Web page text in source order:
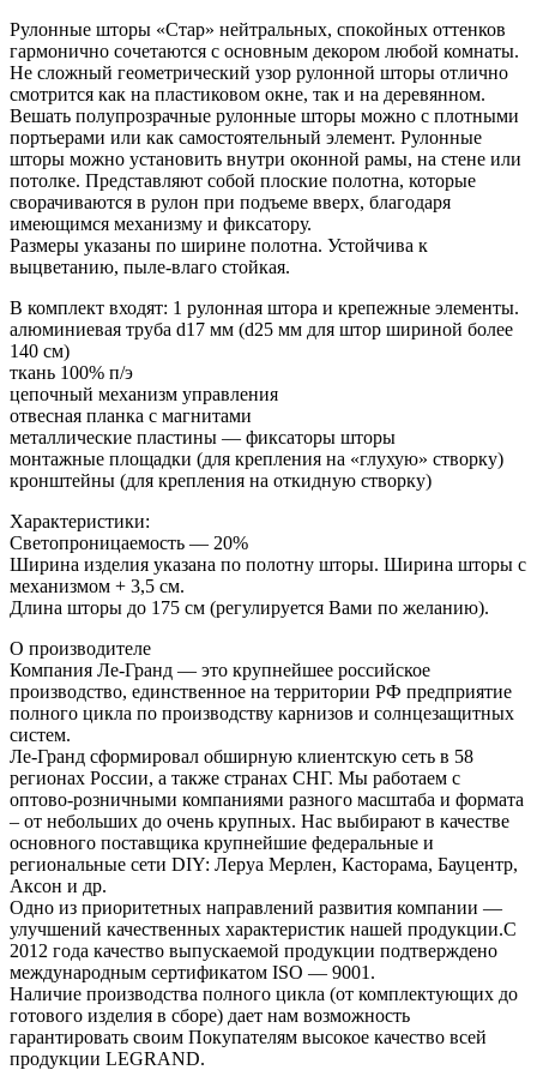
Рулонные шторы «Стар» нейтральных, спокойных оттенков
гармонично сочетаются с основным декором любой комнаты.
Не сложный геометрический узор рулонной шторы отлично
смотрится как на пластиковом окне, так и на деревянном.
Вешать полупрозрачные рулонные шторы можно с плотными
портьерами или как самостоятельный элемент. Рулонные
шторы можно установить внутри оконной рамы, на стене или
потолке. Представляют собой плоские полотна, которые
сворачиваются в рулон при подъеме вверх, благодаря
имеющимся механизму и фиксатору.
Размеры указаны по ширине полотна. Устойчива к
выцветанию, пыле-влаго стойкая.
В комплект входят: 1 рулонная штора и крепежные элементы.
алюминиевая труба d17 мм (d25 мм для штор шириной более
140 см)
ткань 100% п/э
цепочный механизм управления
отвесная планка с магнитами
металлические пластины — фиксаторы шторы
монтажные площадки (для крепления на «глухую» створку)
кронштейны (для крепления на откидную створку)
Характеристики:
Светопроницаемость — 20%
Ширина изделия указана по полотну шторы. Ширина шторы с
механизмом + 3,5 см.
Длина шторы до 175 см (регулируется Вами по желанию).
О производителе
Компания Ле-Гранд — это крупнейшее российское
производство, единственное на территории РФ предприятие
полного цикла по производству карнизов и солнцезащитных
систем.
Ле-Гранд сформировал обширную клиентскую сеть в 58
регионах России, а также странах СНГ. Мы работаем с
оптово-розничными компаниями разного масштаба и формата
– от небольших до очень крупных. Нас выбирают в качестве
основного поставщика крупнейшие федеральные и
региональные сети DIY: Леруа Мерлен, Касторама, Бауцентр,
Аксон и др.
Одно из приоритетных направлений развития компании —
улучшений качественных характеристик нашей продукции.С
2012 года качество выпускаемой продукции подтверждено
международным сертификатом ISO — 9001.
Наличие производства полного цикла (от комплектующих до
готового изделия в сборе) дает нам возможность
гарантировать своим Покупателям высокое качество всей
продукции LEGRAND.